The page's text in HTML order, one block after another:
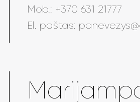
Mob.: +370 631 21777
El. paštas: